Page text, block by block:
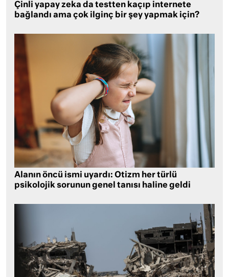
Çinli yapay zeka da testten kaçıp internete
bağlandı ama çok ilginç bir şey yapmak için?
Alanın öncü ismi uyardı: Otizm her türlü
psikolojik sorunun genel tanısı haline geldi